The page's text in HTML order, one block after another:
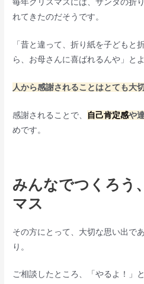
れてきたのだそうです。
「昔と違って、折り紙を子どもと
ら、お母さんに喜ばれるんや」と
人から感謝されることはとても大切
感謝されることで、 自己肯定感や
めです。
みんなでつくろう
マス
その方にとって、大切な思い出で
り。
ご相談したところ、「やるよ！」